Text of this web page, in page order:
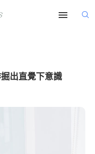
出直覺下意識